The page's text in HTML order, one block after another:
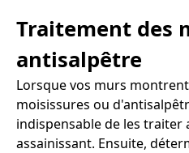
Traitement des
antisalpêtre
Lorsque vos murs
moisissures ou
indispensable de les
assainissant. Ensuite,